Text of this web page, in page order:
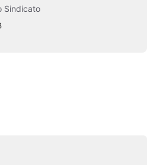
Sindicato